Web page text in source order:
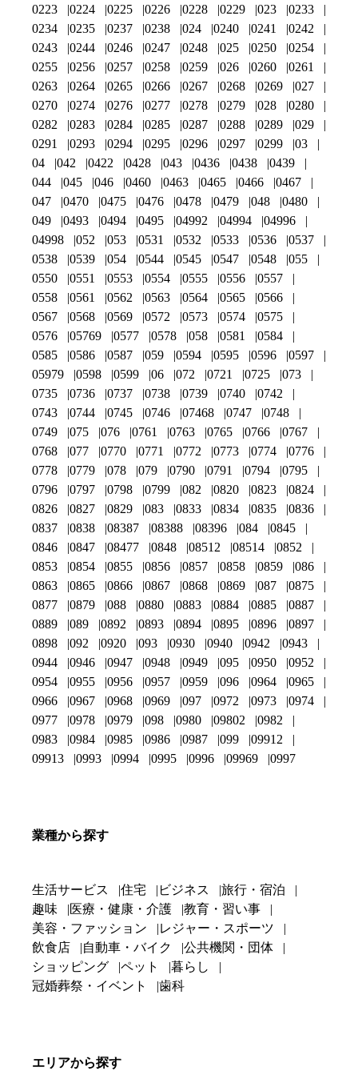
0223 0224 0225 0226 0228 0229 023
0233
0234
0235 0237 0238 024 0240 0241
0242
0243
0244 0246 0247 0248 025 0250
0254
0255
0256 0257 0258 0259 026 0260
0261
0263
0264 0265 0266 0267 0268 0269
027
0270
0274 0276 0277 0278 0279 028
0280
0282
0283 0284 0285 0287 0288 0289
029
0291
0293 0294 0295 0296 0297 0299
03
04
042 0422 0428 043 0436 0438
0439
044
045 046 0460 0463 0465 0466
0467
047
0470 0475 0476 0478 0479 048
0480
049
0493 0494 0495 04992 04994
04996
04998
052 053 0531 0532 0533 0536
0537
0538
0539 054 0544 0545 0547 0548
055
0550
0551 0553 0554 0555 0556
0557
0558
0561 0562 0563 0564 0565
0566
0567
0568 0569 0572 0573 0574
0575
0576
05769 0577 0578 058 0581
0584
0585
0586 0587 059 0594 0595 0596
0597
05979
0598 0599 06 072 0721 0725
073
0735
0736 0737 0738 0739 0740
0742
0743
0744 0745 0746 07468 0747
0748
0749
075 076 0761 0763 0765 0766
0767
0768
077 0770 0771 0772 0773 0774
0776
0778
0779 078 079 0790 0791 0794
0795
0796
0797 0798 0799 082 0820 0823
0824
0826
0827 0829 083 0833 0834 0835
0836
0837
0838 08387 08388 08396 084
0845
0846
0847 08477 0848 08512 08514
0852
0853
0854 0855 0856 0857 0858 0859
086
0863
0865 0866 0867 0868 0869 087
0875
0877
0879 088 0880 0883 0884 0885
0887
0889
089 0892 0893 0894 0895 0896
0897
0898
092 0920 093 0930 0940 0942
0943
0944
0946 0947 0948 0949 095 0950
0952
0954
0955 0956 0957 0959 096 0964
0965
0966
0967 0968 0969 097 0972 0973
0974
0977
0978 0979 098 0980 09802
0982
0983
0984 0985 0986 0987 099
09912
09913
0993 0994 0995 0996 09969 0997
業種から探す
生活サービス 住宅 ビジネス
旅行・宿泊
趣味
医療・健康・介護
教育・習い事
美容・ファッション
レジャー・スポーツ
飲食店
自動車・バイク
公共機関・団体
ショッピング
ペット
暮らし
冠婚葬祭・イベント
歯科
エリアから探す